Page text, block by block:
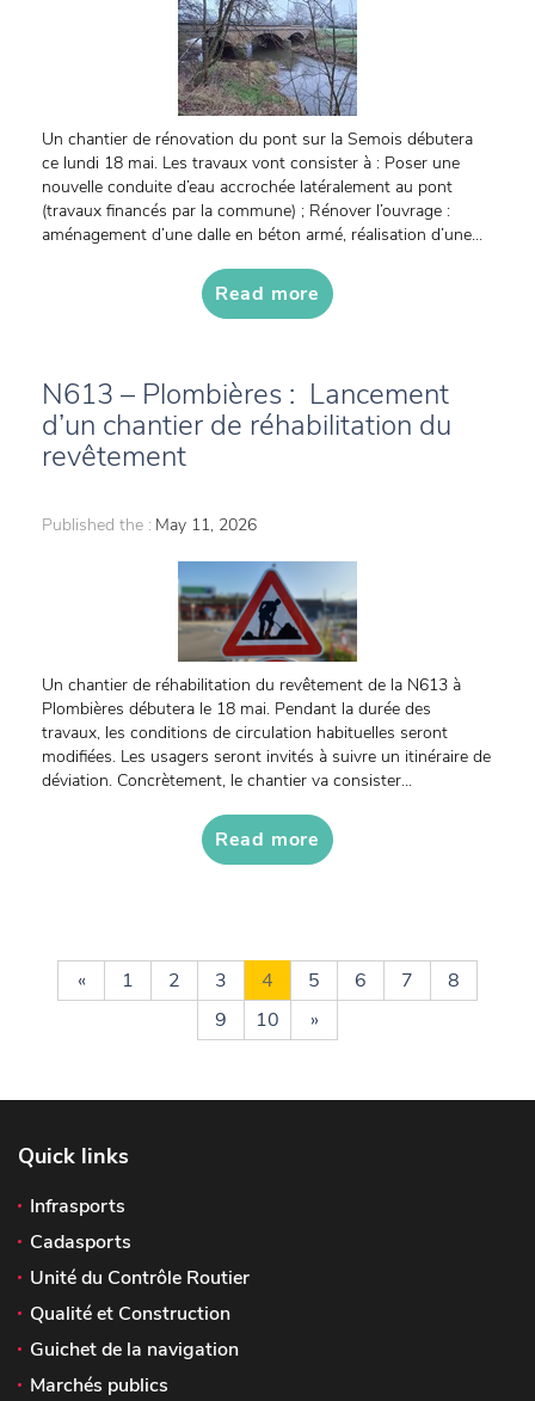
Un chantier de rénovation du pont sur la Semois débutera
ce lundi 18 mai. Les travaux vont consister à : Poser une
nouvelle conduite d’eau accrochée latéralement au pont
(travaux financés par la commune) ; Rénover l’ouvrage :
aménagement d’une dalle en béton armé, réalisation d’une...
Read more
N613 – Plombières : Lancement
d’un chantier de réhabilitation du
revêtement
Published the : May 11, 2026
Un chantier de réhabilitation du revêtement de la N613 à
Plombières débutera le 18 mai. Pendant la durée des
travaux, les conditions de circulation habituelles seront
modifiées. Les usagers seront invités à suivre un itinéraire de
déviation. Concrètement, le chantier va consister...
Read more
« 1 2 3 4 5 6 7
8
9
10 »
Quick links
Infrasports
Cadasports
Unité du Contrôle Routier
Qualité et Construction
Guichet de la navigation
Marchés publics